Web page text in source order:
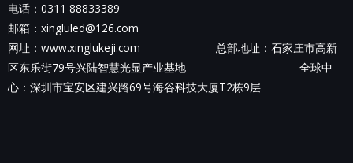
电话：0311 88833389
邮箱：xingluled@126.com
网址：www.xinglukeji.com 总部地址： 石家庄市高新
区东乐街79号兴陆智慧光显产业基地 全球中
心：深圳市宝安区建兴路69号海谷科技大厦T2栋9层